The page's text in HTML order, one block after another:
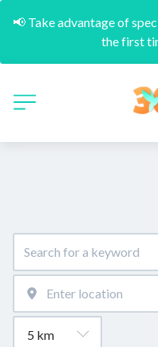
📢 Take advantage of
the first